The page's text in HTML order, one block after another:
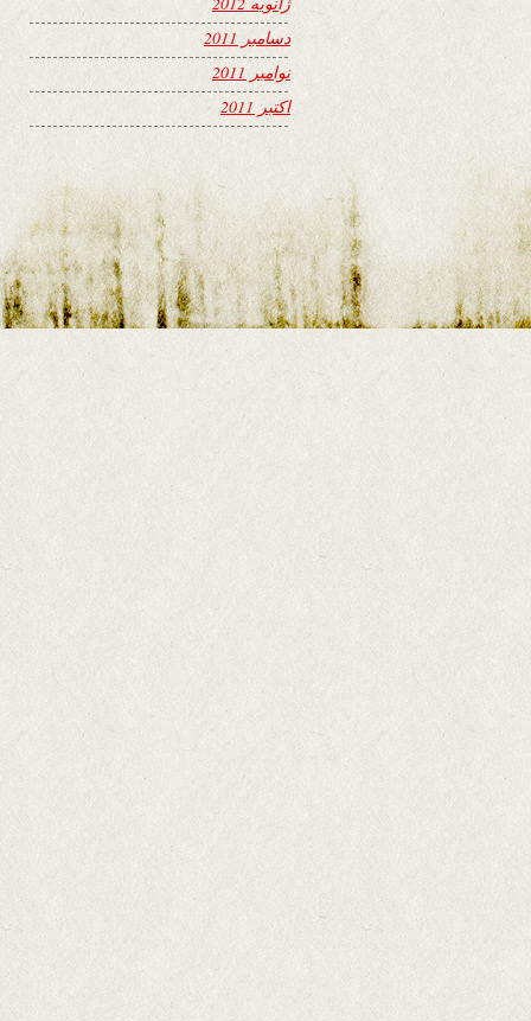
دسامبر 2011
نوامبر 2011
اکتبر 2011